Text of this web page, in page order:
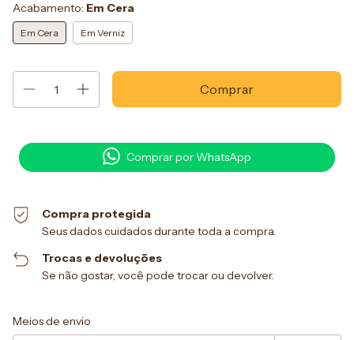
Acabamento: Em Cera
Em Cera Em Verniz
Comprar por WhatsApp
Compra protegida
Seus dados cuidados durante toda a compra.
Trocas e devoluções
Se não gostar, você pode trocar ou devolver.
Entregas para o CEP:
Meios de envio